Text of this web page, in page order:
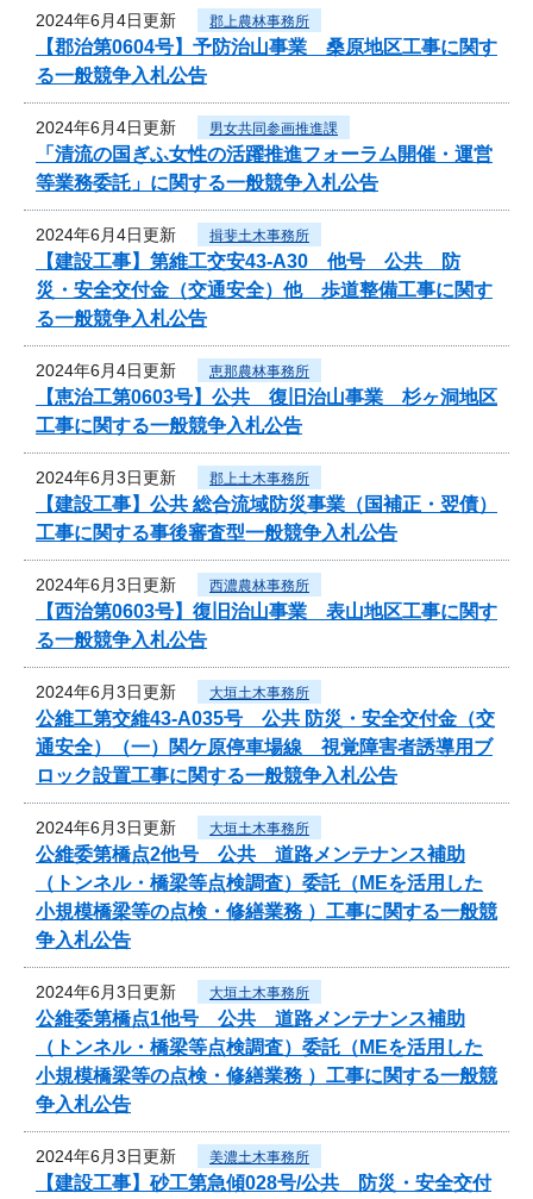
2024年6月4日更新 郡上農林事務所
【郡治第0604号】予防治山事業 桑原地区工事に関す
る一般競争入札公告
2024年6月4日更新 男女共同参画推進課
「清流の国ぎふ女性の活躍推進フォーラム開催・運営
等業務委託」に関する一般競争入札公告
2024年6月4日更新 揖斐土木事務所
【建設工事】第維工交安43-A30 他号 公共 防
災・安全交付金（交通安全）他 歩道整備工事に関す
る一般競争入札公告
2024年6月4日更新 恵那農林事務所
【恵治工第0603号】公共 復旧治山事業 杉ヶ洞地区
工事に関する一般競争入札公告
2024年6月3日更新 郡上土木事務所
【建設工事】公共 総合流域防災事業（国補正・翌債）
工事に関する事後審査型一般競争入札公告
2024年6月3日更新 西濃農林事務所
【西治第0603号】復旧治山事業 表山地区工事に関す
る一般競争入札公告
2024年6月3日更新 大垣土木事務所
公維工第交維43-A035号 公共 防災・安全交付金（交
通安全）（一）関ケ原停車場線 視覚障害者誘導用ブ
ロック設置工事に関する一般競争入札公告
2024年6月3日更新 大垣土木事務所
公維委第橋点2他号 公共 道路メンテナンス補助
（トンネル・橋梁等点検調査）委託（MEを活用した
小規模橋梁等の点検・修繕業務 ）工事に関する一般競
争入札公告
2024年6月3日更新 大垣土木事務所
公維委第橋点1他号 公共 道路メンテナンス補助
（トンネル・橋梁等点検調査）委託（MEを活用した
小規模橋梁等の点検・修繕業務 ）工事に関する一般競
争入札公告
2024年6月3日更新 美濃土木事務所
【建設工事】砂工第急傾028号/公共 防災・安全交付